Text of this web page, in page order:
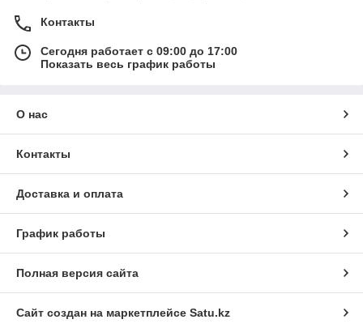
Контакты
Сегодня работает с 09:00 до 17:00
Показать весь график работы
О нас
Контакты
Доставка и оплата
График работы
Полная версия сайта
Сайт создан на маркетплейсе Satu.kz